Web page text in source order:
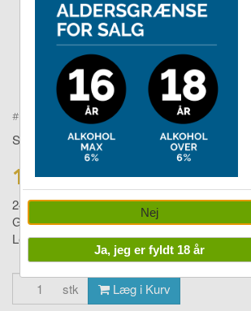
Double tap to zoom
#
SPRING COPENHAGEN
189,00 DKK
249,00
Guardy
Levering:1-4 dage
stk Læg i Kurv
Nej
Ja, jeg er fyldt 18 år